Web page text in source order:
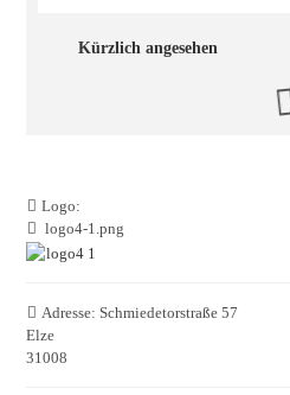
Kürzlich angesehen
Logo:
logo4-1.png
Adresse: Schmiedetorstraße 57
Elze
31008